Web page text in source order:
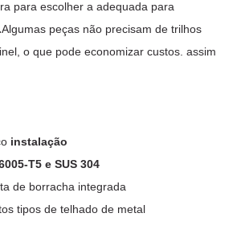
para escolher a adequada para
Algumas peças não precisam de trilhos
o que pode economizar custos. assim
instalação
T5 e SUS 304
de borracha integrada
tipos de telhado de metal